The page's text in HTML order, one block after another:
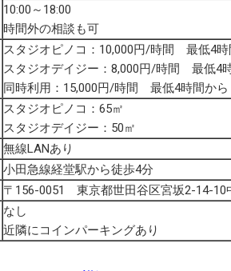
10:00～18:00
時間外の相談も可
スタジオピノコ：10,000円/時間 最低4時
スタジオデイジー：8,000円/時間 最低4
同時利用：15,000円/時間 最低4時間から
スタジオピノコ：65㎡
スタジオデイジー：50㎡
無線LANあり
小田急線経堂駅から徒歩4分
〒156-0051 東京都世田谷区宮坂2-14-10
なし
近隣にコインパーキングあり